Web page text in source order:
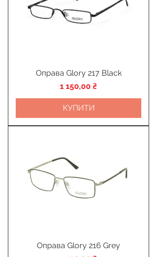
Оправа Glory 217 Black
Ціна
1 150,00 ₴
КУПИТИ
Оправа Glory 216 Grey